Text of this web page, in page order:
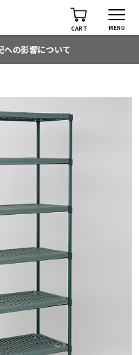
CART MENU
への影響について